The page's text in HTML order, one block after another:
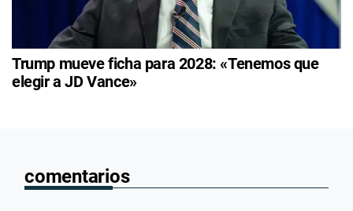
Trump mueve ficha para 2028: «Tenemos que
elegir a JD Vance»
comentarios